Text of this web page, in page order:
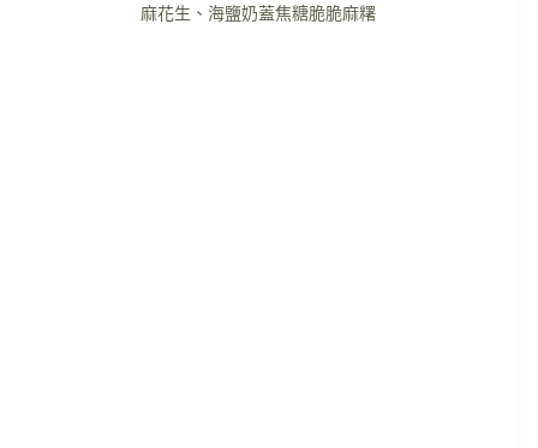
麻花生、海鹽奶蓋焦糖脆脆麻糬